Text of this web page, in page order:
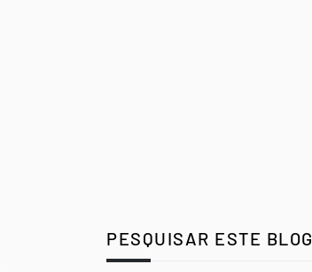
PESQUISAR ESTE BLOG